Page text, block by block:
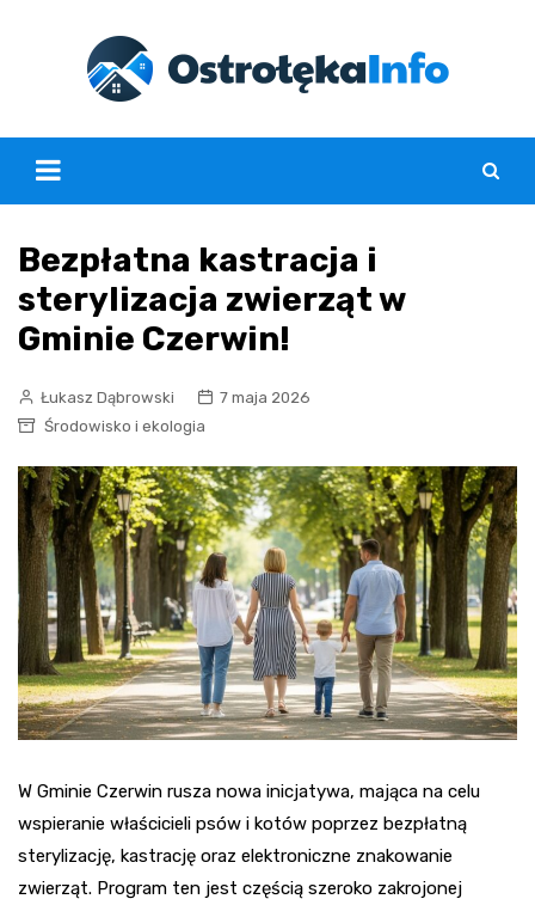
Bezpłatna kastracja i
sterylizacja zwierząt w
Gminie Czerwin!
Łukasz Dąbrowski
7 maja 2026
Środowisko i ekologia
W Gminie Czerwin rusza nowa inicjatywa, mająca na celu
wspieranie właścicieli psów i kotów poprzez bezpłatną
sterylizację, kastrację oraz elektroniczne znakowanie
zwierząt. Program ten jest częścią szeroko zakrojonej